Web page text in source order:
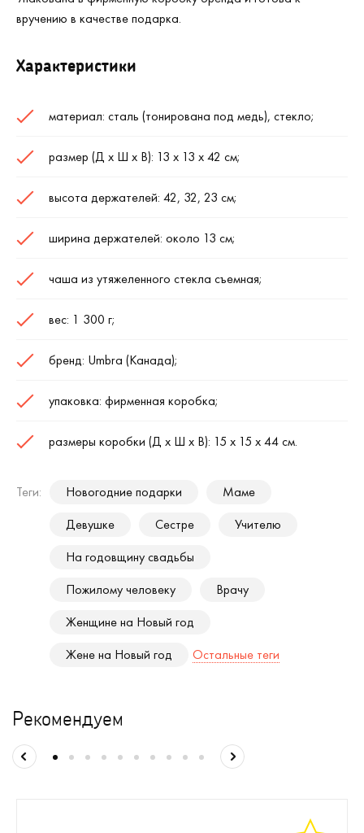
вручению в качестве подарка.
Характеристики
материал: сталь (тонирована под медь), стекло;
размер (Д х Ш х В): 13 х 13 х 42 см;
высота держателей: 42, 32, 23 см;
ширина держателей: около 13 см;
чаша из утяжеленного стекла съемная;
вес: 1 300 г;
бренд: Umbra (Канада);
упаковка: фирменная коробка;
размеры коробки (Д х Ш х В): 15 х 15 х 44 см.
Теги: Новогодние подарки
Маме
Девушке
Сестре
Учителю
На годовщину свадьбы
Пожилому человеку
Врачу
Женщине на Новый год
Жене на Новый год
Остальные теги
Рекомендуем